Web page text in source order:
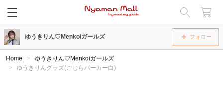
閉じる
ゆうきりん♡Menkoiガールズ フォロー
Home
ゆうきりん♡Menkoiガールズ
ゆうきりんグッズ(ごじらパーカー白)